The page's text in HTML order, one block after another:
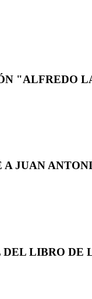
"ALFREDO
JUAN
LIBRO DE